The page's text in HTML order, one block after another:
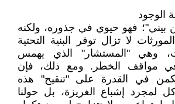
الوجود
بيني"؛ فهو حيوي في جذوره، ولكنه
لا تزال توفر البنية التحتية
وهي "المستشار" الذي يهمس
في مواقف الخطر. ومع ذلك، فإن
تكمن في القدرة على "تنقيح" هذه
لمجرد إشباع الغريزة، بل حولنا